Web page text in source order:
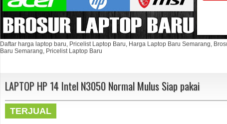
Daftar harga laptop baru, Pricelist Laptop Baru, Harga Laptop Baru Semarang,
Baru Semarang, Pricelist Laptop Baru
LAPTOP HP 14 Intel N3050 Normal Mulus Siap pakai
TERJUAL